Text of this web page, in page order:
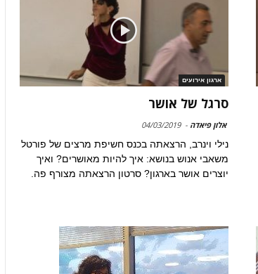
ארגון אירועים
סרגל של אושר
אלון פיאדה -
04/03/2019
נילי וינרב, הרצאתה בכנס חשיפת מרצים של פורטל
משאבי אנוש בנושא: איך להיות מאושרים? ואיך
יוצרים אושר בארגון? סרטון הרצאתה מצורף פה.